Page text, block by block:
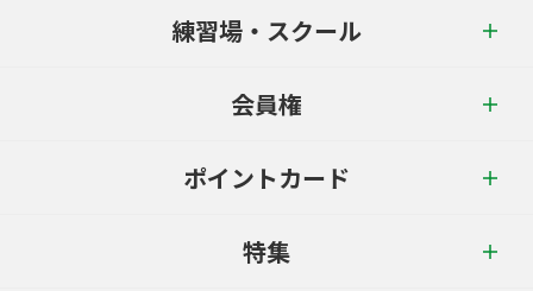
練習場・スクール
会員権
ポイントカード
特集